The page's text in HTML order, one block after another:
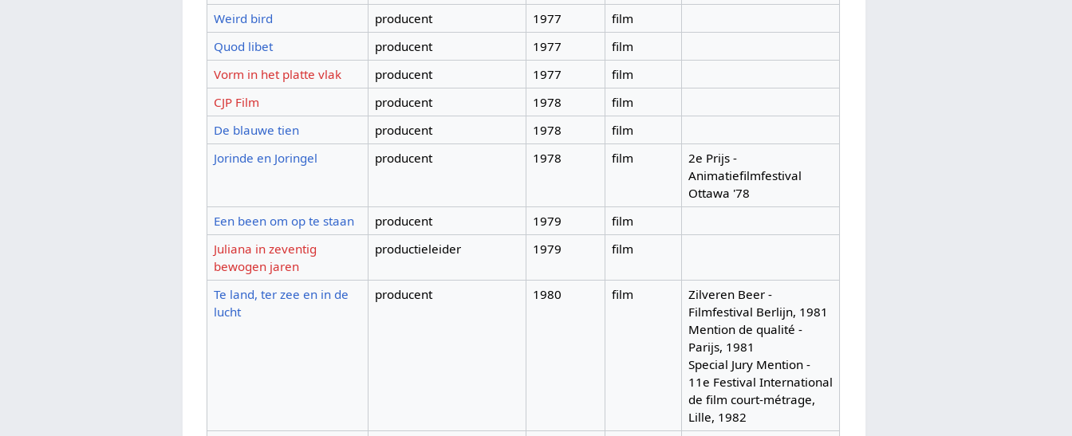
Weird bird producent 1977
film
Quod libet
producent 1977
film
Vorm in het platte vlak
producent 1977
film
CJP Film
producent 1978
film
De blauwe tien
producent 1978
film
Jorinde en Joringel
producent 1978 film
2e Prijs -
Animatiefilmfestival
Ottawa '78
Een been om op te staan
producent 1979
film
Juliana in zeventig
bewogen jaren
productieleider 1979 film
Te land, ter zee en in de
lucht
producent 1980 film
Zilveren Beer -
Filmfestival Berlijn, 1981
Mention de qualité -
Parijs, 1981
Special Jury Mention -
11e Festival International
de film court-métrage,
Lille, 1982